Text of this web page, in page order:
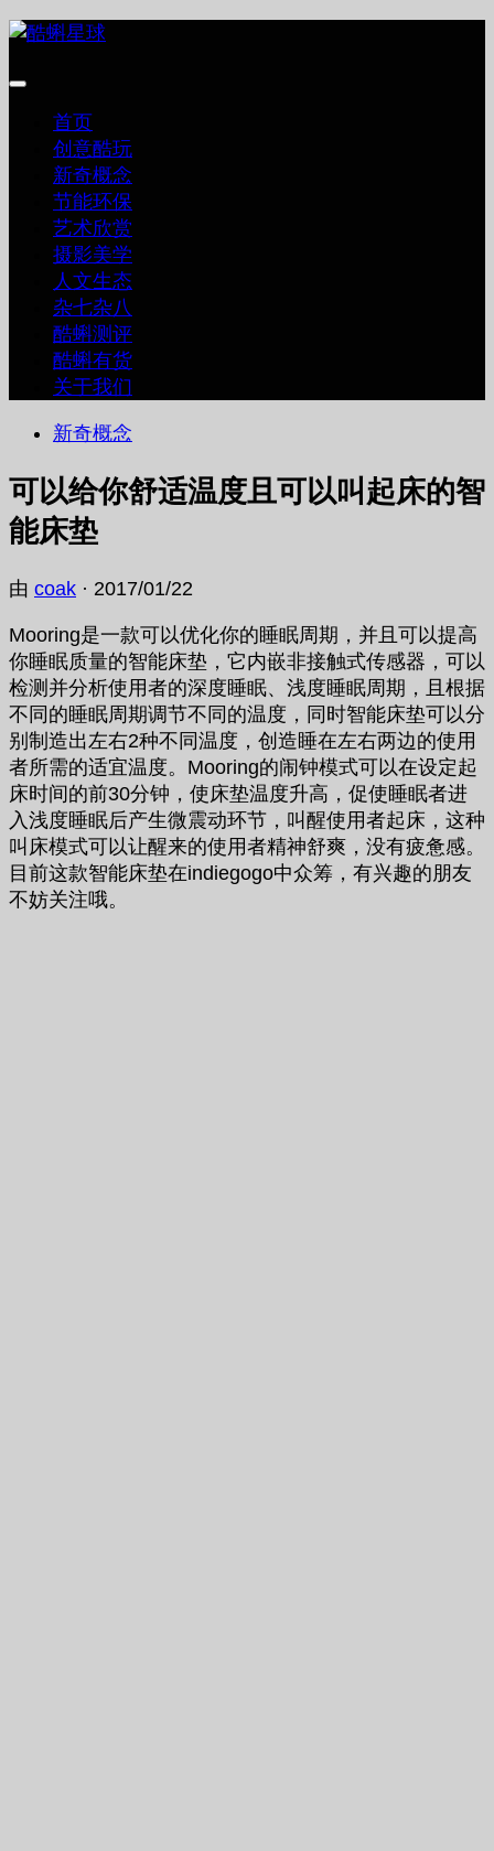
跳
内
首页
创意酷玩
新奇概念
节能环保
艺术欣赏
摄影美学
人文生态
杂七杂八
酷蝌测评
酷蝌有货
关于我们
新奇概念
可以给你舒适温度且可以叫起床的智
能床垫
由 coak · 2017/01/22
Mooring是一款可以优化你的睡眠周期，并且可以提高
你睡眠质量的智能床垫，它内嵌非接触式传感器，可以
检测并分析使用者的深度睡眠、浅度睡眠周期，且根据
不同的睡眠周期调节不同的温度，同时智能床垫可以分
别制造出左右2种不同温度，创造睡在左右两边的使用
者所需的适宜温度。Mooring的闹钟模式可以在设定起
床时间的前30分钟，使床垫温度升高，促使睡眠者进
入浅度睡眠后产生微震动环节，叫醒使用者起床，这种
叫床模式可以让醒来的使用者精神舒爽，没有疲惫感。
目前这款智能床垫在indiegogo中众筹，有兴趣的朋友
不妨关注哦。